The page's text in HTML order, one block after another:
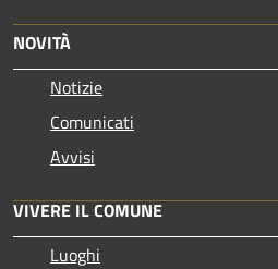
NOVITÀ
Notizie
Comunicati
Avvisi
VIVERE IL COMUNE
Luoghi